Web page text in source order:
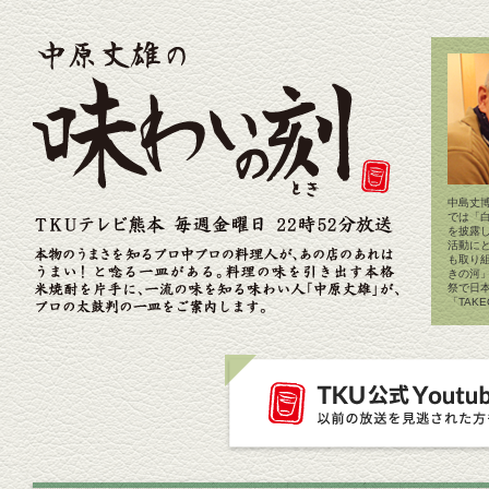
中島丈
では「
を披露
活動に
も取り
きの河
祭で日
「